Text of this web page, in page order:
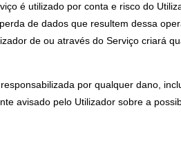
é utilizado por conta e risco do
de dados que resultem dessa
de ou através do Serviço criará
por qualquer dano,
avisado pelo Utilizador sobre a